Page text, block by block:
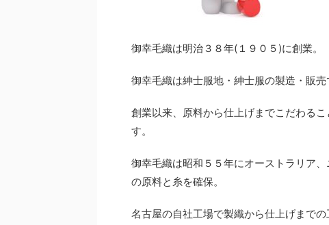
御幸毛織は明治３８年(１９０５)に創業。
御幸毛織は紳士服地・紳士服の製造・販
創業以来、原料から仕上げまでこだわる
す。
御幸毛織は昭和５５年にオーストラリア
の原料と糸を確保。
名古屋の自社工場で製織から仕上げまで